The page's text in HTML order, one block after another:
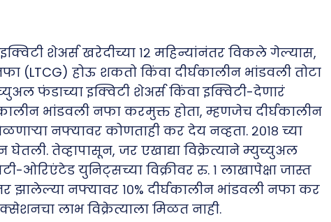
शेअर्स खरेदीच्या १२ महिन्यांनंतर विकले गेल्यास,
(LTCG) होऊ शकतो किंवा दीर्घकालीन भांडवली तोटा
फंडाच्या इक्विटी शेअर्स किंवा इक्विटी-देणारं
भांडवली नफा करमुक्त होता, म्हणजेच दीर्घकालीन
नफ्यावर कोणताही कर देय नव्हता. २०१८ च्या
तेव्हापासून, जर एखाद्या विक्रेत्याने म्युच्युअल
ओरिएंटेड युनिट्सच्या विक्रीवर रु. १ लाखापेक्षा जास्त
झालेल्या नफ्यावर १०% दीर्घकालीन भांडवली नफा कर
लाभ विक्रेत्याला मिळत नाही.